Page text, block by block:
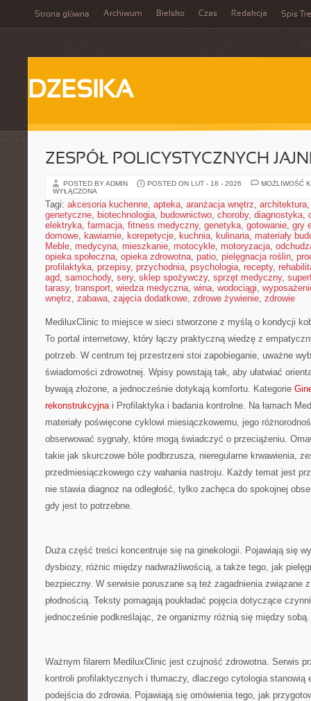
Strona główna Archiwum Bielsko Czas Redakcja Spis
DZESIKA
ZESPÓŁ POLICYSTYCZNYCH
POSTED BY ADMIN POSTED ON LUT - 18 - 2026
MOŻLIWOŚĆ
WYŁĄCZONA
Tagi: akcesoria kuchenne, apteka, aranżacja wnętrz, architektura
genetyczne, biotechnologia, budownictwo, choroby, diagnostyka,
elektryka, farmacja, fitness medyczny, genetyka, gotowanie, gry
domowe, kawiarnie, korepetycje, kuchnia, kulinaria, materiały
Meble, medycyna, mieszkanie, motocykle, motoryzacja,
opieka społeczna, opieka zdrowotna, patio, pielęgnacja roślin,
profilaktyka, przepisy, przychodnia, psychologia, recepty,
agd, samochody, sery, sklep spożywczy, sprzęt medyczny,
tarasy, transport, wiedza medyczna, wina, wodociągi,
wnętrz, zabawa, zajęcia dodatkowe, zdrowe żywienie, zdrowie
MediluxClinic to miejsce w sieci stworzone z myślą o kondycji
To portal internetowy, który łączy praktyczną wiedzę z
potrzeb. W centrum tej przestrzeni stoi zapobieganie, uważne
świadomości zdrowotnej. Wpisy powstają tak, aby ułatwiać
bywają złożone, a jednocześnie dotykają komfortu. Kategorie
rekonstrukcyjnai Profilaktyka i badania kontrolne. Na łamach
materiały poświęcone cyklowi miesiączkowemu, jego
obserwować sygnały, które mogą świadczyć o przeciążeniu.
takie jak skurczowe bóle podbrzusza, nieregularne krwawienia,
przedmiesiączkowego czy wahania nastroju. Każdy temat jest
nie stawia diagnoz na odległość, tylko zachęca do spokojnej
gdy jest to potrzebne.
Duża część treści koncentruje się na ginekologii. Pojawiają się
dysbiozy, różnic między nadwrażliwością, a także tego, jak
bezpieczny. W serwisie poruszane są też zagadnienia związane
płodnością. Teksty pomagają poukładać pojęcia dotyczące
jednocześnie podkreślając, że organizmy różnią się między sobą.
Ważnym filarem MediluxClinic jest czujność zdrowotna. Serwis
kontroli profilaktycznych i tłumaczy, dlaczego cytologia stanowią
podejścia do zdrowia. Pojawiają się omówienia tego, jak